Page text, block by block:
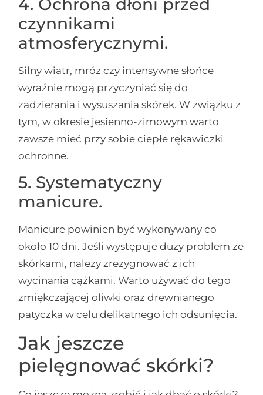
4. Ochrona dłoni przed
czynnikami
atmosferycznymi.
Silny wiatr, mróz czy intensywne słońce
wyraźnie mogą przyczyniać się do
zadzierania i wysuszania skórek. W związku z
tym, w okresie jesienno-zimowym warto
zawsze mieć przy sobie ciepłe rękawiczki
ochronne.
5. Systematyczny
manicure.
Manicure powinien być wykonywany co
około 10 dni. Jeśli występuje duży problem ze
skórkami, należy zrezygnować z ich
wycinania cążkami. Warto używać do tego
zmiękczającej oliwki oraz drewnianego
patyczka w celu delikatnego ich odsunięcia.
Jak jeszcze
pielęgnować skórki?